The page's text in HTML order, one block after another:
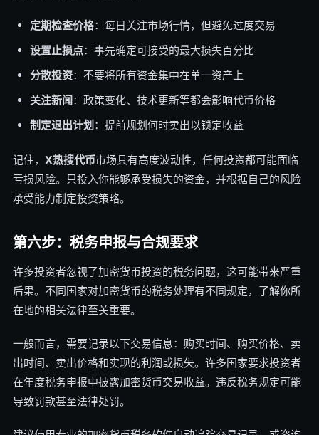
定期检查价格：每日关注市场行情，但避免过度交易
设置止损点：事先确定可接受的最大损失百分比
分散投资：不要将所有资金集中在单一资产上
关注新闻：政策变化、技术更新等都会影响代币价格
制定退出计划 ：提前规划何时卖出以锁定收益
记住， X热搜代币市场具有高度波动性，任何投资都可能面临
亏损风险。只投入你能够承受损失的资金，并根据自己的风险
承受能力制定投资策略。
第六步：税务申报与合规要求
许多投资者忽视了加密货币投资的税务问题，这可能带来严重
后果。不同国家对加密货币的税务处理有不同规定，了解你所
在地的相关法律至关重要。
一般而言，需要记录以下交易信息：购买时间、购买价格、卖
出时间、卖出价格和实现的利润或损失。许多国家要求投资者
在年度税务申报中披露加密货币交易收益。违反税务规定可能
导致罚款甚至法律处罚。